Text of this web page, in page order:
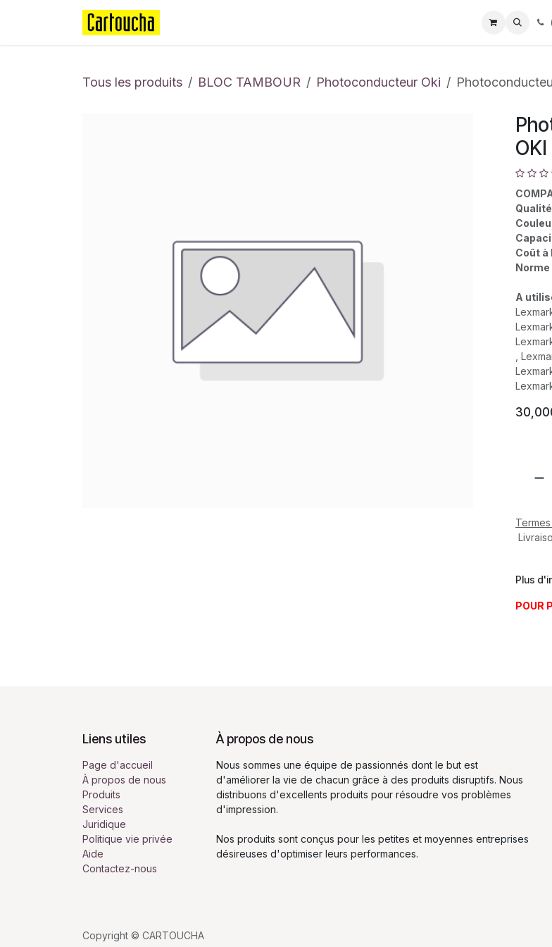
Se rendre au contenu
Société
Tous les produits BLOC TAMBOUR Photoconducteur Oki
OKI
Coût à
Norme
A
,
Plus
POUR
Liens utiles
Page d'accueil
À propos de nous
Produits
Services
Juridique
Politique vie privée
Aide
Contactez-nous
À propos de nous
Nous sommes une équipe de passionnés dont le but est
d'améliorer la vie de chacun grâce à des produits disruptifs. Nous
distribuons d'excellents produits pour résoudre vos problèmes
d'impression.
Nos produits sont conçus pour les petites et moyennes entreprises
désireuses d'optimiser leurs performances.
Copyright © CARTOUCHA